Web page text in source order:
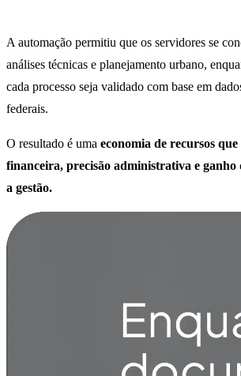
A automação permitiu que os servidores se
análises técnicas e planejamento urbano,
cada processo seja validado com base em
federais.
O resultado é uma economia de recursos
financeira, precisão administrativa e ganho
a gestão.